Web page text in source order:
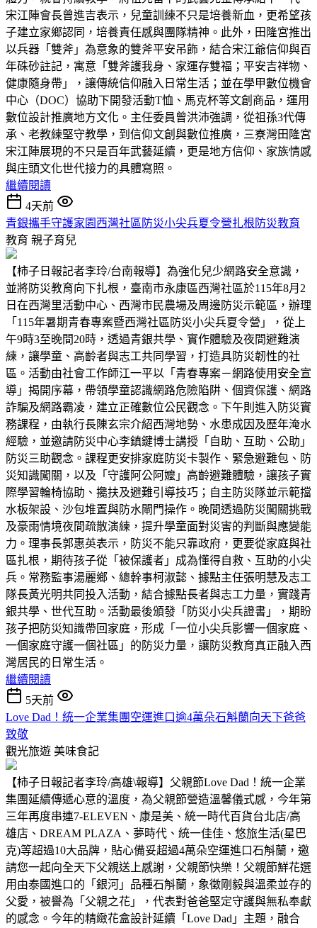
宋江陣會長曾進吉表示，兒童訓練不只是培養新血，更希望孩
子建立家鄉認同，培養責任感與團隊精神。此外，田隆宮推出
以兵器「雙斧」為意象的雙斧平安吊飾，結合宋江爺信仰與百
年硃砂註記，寓意「雙斧護我身、家運存雙福；平安吉祥物、
健康隨身帶」，讓傳統信仰融入日常生活；並在學甲數位機會
中心（DOC）協助下開發活動T恤、馬克杯等文創商品，運用
數位設計推廣地方文化。主任委員曾洪沛強調，從祖孫3代傳
承、老教練堅守教學，到信仰文創與數位推廣，三寮灣田隆宮
宋江陣展現的不只是百年武藝延續，更是地方信仰、家族情感
與庄頭文化世代接力的具體寫照。
繼續閱讀
4天前
青銀攜手守護家園西灣社區防災小尖兵夏令營扎根防災教育
教育 親子育兒
【柿子日報記者李玲/台南報導】為強化兒少網路安全意識，
並將防災教育向下扎根，臺南市永康區西灣社區於115年8月2
日在西灣里活動中心、西灣市民農場及周邊防災示範區，辦理
「115年暑期青春專案暨西灣社區防災小尖兵夏令營」，從上
午9時3至晚間20時，透過青銀共學、實作體驗及夜間避難演
練，讓學童、高齡者與志工共同學習，打造具防災韌性的社
區。活動由社會工作師江一平以「青春專案－網路使用安全宣
導」揭開序幕，帶領學童認識網路危險陷阱、個資保護、網路
詐騙及網路霸凌，建立正確數位公民觀念。下午則進入防災實
務課程，由執行長陳玄宗介紹西灣地勢、水患成因及歷年淹水
經驗，並邀請防災中心李鎮鍵博士講授「自助、互助、公助」
防災三助觀念。課程更安排家庭防災卡製作、緊急避難包、防
災知識闖關，以及「守護阿公阿嬤」高齡避難體驗，讓孩子實
際學習輪椅協助、攙扶及避難引導技巧；自主防災隊並示範擋
水板架設、沙包堆置與防水閘門操作。晚間透過防災闖關挑戰
及豪雨情境夜間疏散演練，提升學童面對災害的判斷與應變能
力。理事長郭惠英表示，防災不能只靠政府，更要從家庭與社
區扎根，期待孩子從「被保護者」成為懂得自救、互助的小尖
兵。常務監事湯麗鄉、總幹事柯淑懿、據點主任張明慧及志工
隊長黃光明共同投入活動，結合據點長者與志工力量，實踐青
銀共學、世代互助。活動最後頒發「防災小尖兵證書」，期盼
孩子把防災知識帶回家庭，形成「一位小尖兵影響一個家庭、
一個家庭守護一個社區」的防災力量，讓防災教育真正融入西
灣居民的日常生活。
繼續閱讀
5天前
Love Dad！統一企業集團空運進口逾4萬朵石斛蘭向天下爸爸
致敬
觀光旅遊 美味食記
【柿子日報記者李玲/高雄\報導】父親節Love Dad！統一企業
集團延續傳遞心意的溫度，為父親節營造溫馨儀式感，今年第
三年再度串連7-ELEVEN、康是美、統一時代百貨台北店/高
雄店、DREAM PLAZA、夢時代、統一佳佳、悠旅生活(星巴
克)等超過10大品牌，貼心備妥超過4萬朵空運進口石斛蘭，邀
請您一起向全天下父親送上感謝，父親節快樂！父親節鮮花選
用由泰國進口的「銀河」品種石斛蘭，象徵剛毅與溫柔並存的
父愛，被譽為「父親之花」，代表對爸爸堅定守護與無私奉獻
的感念。今年的精緻花盒設計延續「Love Dad」主題，融合